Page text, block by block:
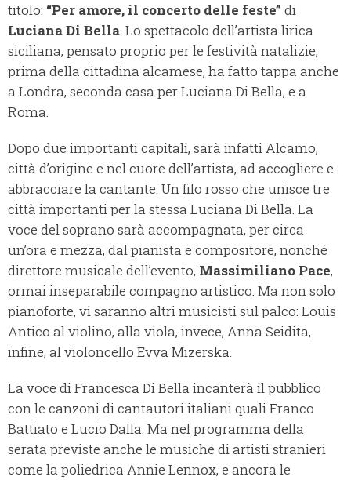
titolo: “Per amore, il concerto delle feste” di
Luciana Di Bella. Lo spettacolo dell’artista lirica
siciliana, pensato proprio per le festività natalizie,
prima della cittadina alcamese, ha fatto tappa anche
a Londra, seconda casa per Luciana Di Bella, e a
Roma.
Dopo due importanti capitali, sarà infatti Alcamo,
città d’origine e nel cuore dell’artista, ad accogliere e
abbracciare la cantante. Un filo rosso che unisce tre
città importanti per la stessa Luciana Di Bella. La
voce del soprano sarà accompagnata, per circa
un’ora e mezza, dal pianista e compositore, nonché
direttore musicale dell’evento, Massimiliano Pace,
ormai inseparabile compagno artistico. Ma non solo
pianoforte, vi saranno altri musicisti sul palco: Louis
Antico al violino, alla viola, invece, Anna Seidita,
infine, al violoncello Evva Mizerska.
La voce di Francesca Di Bella incanterà il pubblico
con le canzoni di cantautori italiani quali Franco
Battiato e Lucio Dalla. Ma nel programma della
serata previste anche le musiche di artisti stranieri
come la poliedrica Annie Lennox, e ancora le